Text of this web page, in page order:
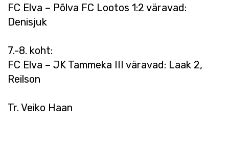
FC Elva – Põlva FC Lootos 1:2 väravad:
Denisjuk
7.-8. koht:
FC Elva – JK Tammeka III väravad: Laak 2,
Reilson
Tr. Veiko Haan